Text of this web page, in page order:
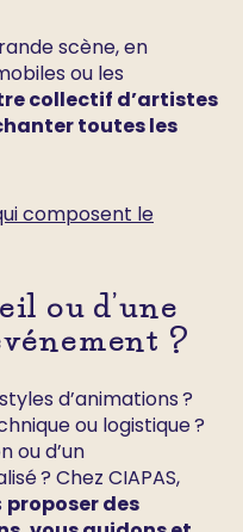
scène, en
ou les
collectif d’artistes
toutes les
composent le
ou d’une
?
d’animations ?
ou logistique ?
ou d’un
? Chez CIAPAS,
proposer des